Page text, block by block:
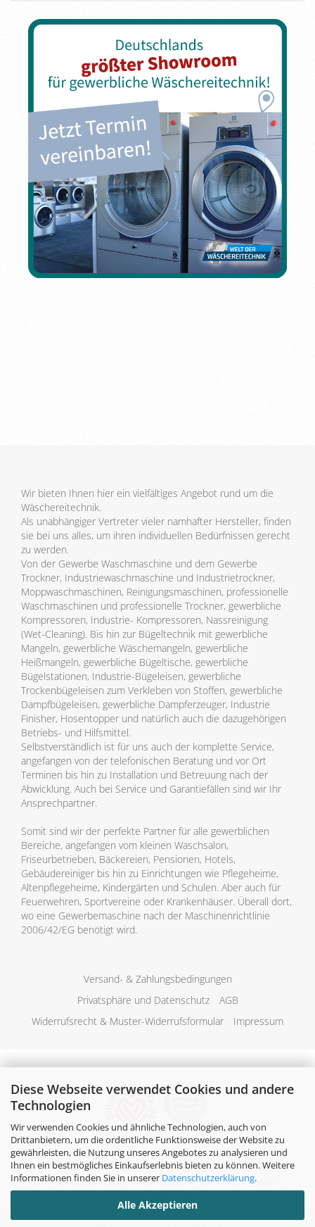
Diese Webseite verwendet Cookies und andere
Technologien
Wir verwenden Cookies und ähnliche Technologien, auch von
Drittanbietern, um die ordentliche Funktionsweise der Website zu
gewährleisten, die Nutzung unseres Angebotes zu analysieren und
Ihnen ein bestmögliches Einkaufserlebnis bieten zu können. Weitere
Informationen finden Sie in unserer Datenschutzerklärung.
Alle Akzeptieren
Wir bieten Ihnen hier ein vielfältiges Angebot rund um die
Wäschereitechnik.
Als unabhängiger Vertreter vieler namhafter Hersteller, finden
sie bei uns alles, um ihren individuellen Bedürfnissen gerecht
zu werden.
Von der Gewerbe Waschmaschine und dem Gewerbe
Trockner, Industriewaschmaschine und Industrietrockner,
Moppwaschmaschinen, Reinigungsmaschinen, professionelle
Waschmaschinen und professionelle Trockner, gewerbliche
Kompressoren, Industrie- Kompressoren, Nassreinigung
(Wet-Cleaning). Bis hin zur Bügeltechnik mit gewerbliche
Mangeln, gewerbliche Wäschemangeln, gewerbliche
Heißmangeln, gewerbliche Bügeltische, gewerbliche
Bügelstationen, Industrie-Bügeleisen, gewerbliche
Trockenbügeleisen zum Verkleben von Stoffen, gewerbliche
Dampfbügeleisen, gewerbliche Dampferzeuger, Industrie
Finisher, Hosentopper und natürlich auch die dazugehörigen
Betriebs- und Hilfsmittel.
Selbstverständlich ist für uns auch der komplette Service,
angefangen von der telefonischen Beratung und vor Ort
Terminen bis hin zu Installation und Betreuung nach der
Abwicklung. Auch bei Service und Garantiefällen sind wir Ihr
Ansprechpartner.
Somit sind wir der perfekte Partner für alle gewerblichen
Bereiche, angefangen vom kleinen Waschsalon,
Friseurbetrieben, Bäckereien, Pensionen, Hotels,
Gebäudereiniger bis hin zu Einrichtungen wie Pflegeheime,
Altenpflegeheime, Kindergärten und Schulen. Aber auch für
Feuerwehren, Sportvereine oder Krankenhäuser. Überall dort,
wo eine Gewerbemaschine nach der Maschinenrichtlinie
2006/42/EG benötigt wird.
Versand- & Zahlungsbedingungen
Privatsphäre und Datenschutz
AGB
Widerrufsrecht & Muster-Widerrufsformular
Impressum
Alle Preise verstehen sich inklusive der gesetzlichen
Mehrwertsteuer, zzgl.Versandkostensoweit nicht anders